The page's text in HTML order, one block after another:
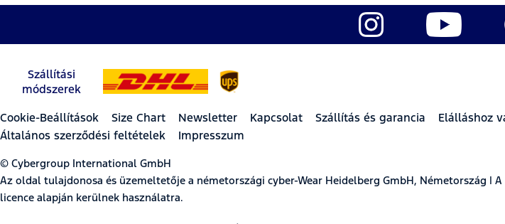
Szállítási
módszerek
Cookie-Beállítások Size Chart Newsletter Kapcsolat Szállítás és garancia Elálláshoz
Általános szerződési feltételek
Impresszum
© Cybergroup International GmbH
Az oldal tulajdonosa és üzemeltetője a németországi cyber-Wear Heidelberg GmbH, Németország |
licence alapján kerülnek használatra.